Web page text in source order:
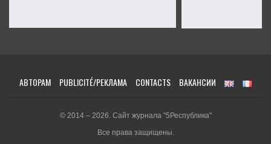
АВТОРАМ PUBLICITÉ/РЕКЛАМА CONTACTS ВАКАНСИИ
© 2014 – 2026. Сайт журнала "5Республика"
Все права защищены.